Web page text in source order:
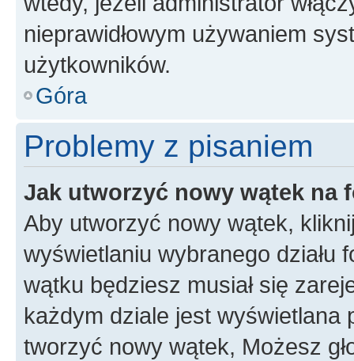
nieprawidłowym używaniem
użytkowników.
Góra
Problemy z pisaniem
Jak utworzyć nowy wątek na
Aby utworzyć nowy wątek,
wyświetlaniu wybranego działu
wątku będziesz musiał się
każdym dziale jest wyświetlana
tworzyć nowy wątek, Możesz